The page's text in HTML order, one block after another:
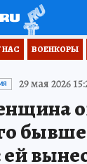
НАС ВОЕНКОРЫ
29 мая 2026